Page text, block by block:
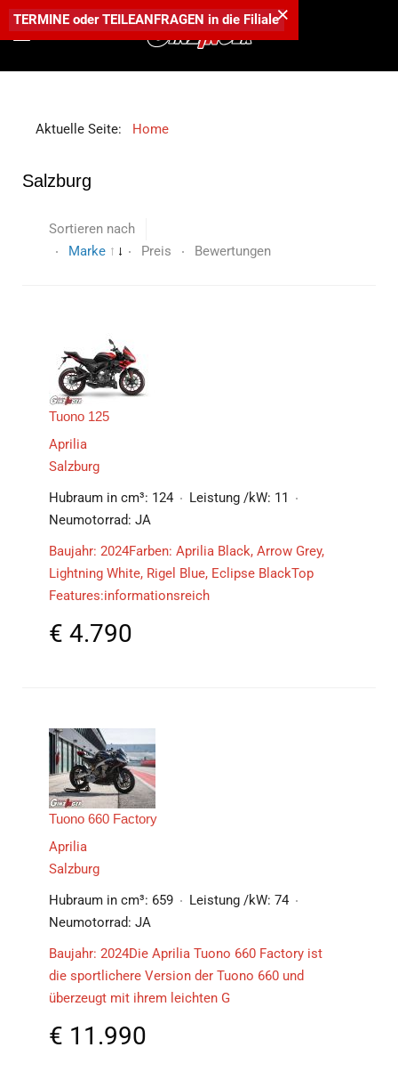
Aktuelle Seite: Home
Salzburg
Sortieren nach
Marke
Preis Bewertungen
Tuono 125
Aprilia
Salzburg
Hubraum in cm³: 124 Leistung /kW: 11
Neumotorrad: JA
Baujahr: 2024Farben: Aprilia Black, Arrow Grey,
Lightning White, Rigel Blue, Eclipse BlackTop
Features:informationsreich
€ 4.790
Tuono 660 Factory
Aprilia
Salzburg
Hubraum in cm³: 659 Leistung /kW: 74
Neumotorrad: JA
Baujahr: 2024Die Aprilia Tuono 660 Factory ist
die sportlichere Version der Tuono 660 und
überzeugt mit ihrem leichten G
€ 11.990
×
TERMINE oderTEILEANFRAGEN in die Filiale